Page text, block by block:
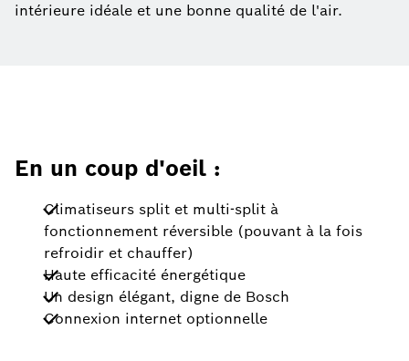
intérieure idéale et une bonne qualité de l'air.
En un coup d'oeil :
Climatiseurs split et multi-split à
fonctionnement réversible (pouvant à la fois
refroidir et chauffer)
Haute efficacité énergétique
Un design élégant, digne de Bosch
Connexion internet optionnelle